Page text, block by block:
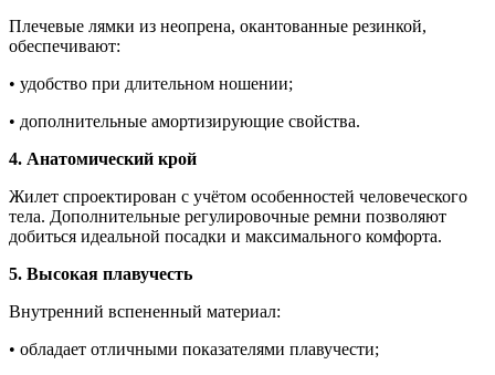
Плечевые лямки из неопрена, окантованные резинкой,
обеспечивают:
• удобство при длительном ношении;
• дополнительные амортизирующие свойства.
4. Анатомический крой
Жилет спроектирован с учётом особенностей человеческого
тела. Дополнительные регулировочные ремни позволяют
добиться идеальной посадки и максимального комфорта.
5. Высокая плавучесть
Внутренний вспененный материал:
• обладает отличными показателями плавучести;